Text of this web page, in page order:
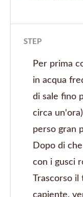
STEP
Per prima
in acqua
di sale fino
circa
perso gran
Dopo di
con i gusci
Trascorso
capiente,